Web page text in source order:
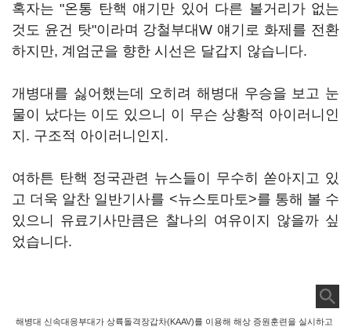
혹자는 "온통 탄핵 얘기만 있어 다른 볼거리가 없는
것도 윤건 탓"이라며 강철부대W 얘기로 화제를 전환
하지만, 계엄군을 향한 시선은 달갑지 않습니다.
개병대를 싫어했는데 오히려 해병대 우승을 보고 눈
물이 났다는 이도 있으니 이 무슨 상황적 아이러니인
지. 구조적 아이러니인지.
여하튼 탄핵 정국관련 뉴스들이 무수히 쏟아지고 있
고 더욱 알찬 일반기사를 <뉴스토마토>를 통해 볼 수
있으니 유료기사만큼은 찰나의 여유이지 않을까 싶
었습니다.
해병대 신속대응부대가 상륙돌격장갑차(KAAV)를 이용해 해상 증원훈련을 실시하고